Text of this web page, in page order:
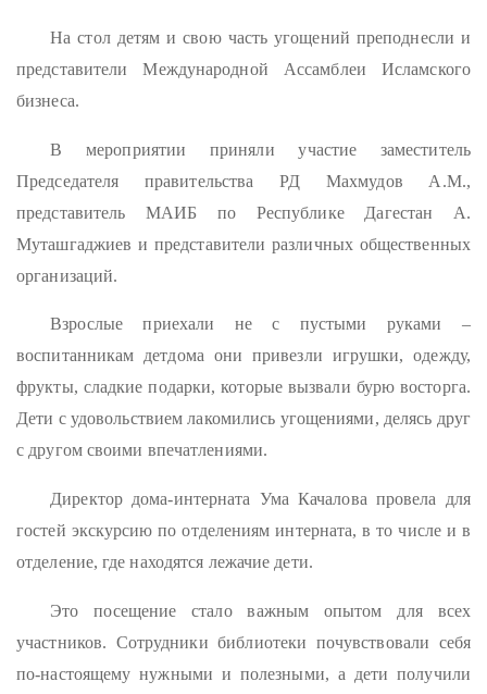
На стол детям и свою часть угощений преподнесли и
представители Международной Ассамблеи Исламского
бизнеса.
В мероприятии приняли участие заместитель
Председателя правительства РД Махмудов А.М.,
представитель МАИБ по Республике Дагестан А.
Муташгаджиев и представители различных общественных
организаций.
Взрослые приехали не с пустыми руками –
воспитанникам детдома они привезли игрушки, одежду,
фрукты, сладкие подарки, которые вызвали бурю восторга.
Дети с удовольствием лакомились угощениями, делясь друг
с другом своими впечатлениями.
Директор дома-интерната Ума Качалова провела для
гостей экскурсию по отделениям интерната, в то числе и в
отделение, где находятся лежачие дети.
Это посещение стало важным опытом для всех
участников. Сотрудники библиотеки почувствовали себя
по-настоящему нужными и полезными, а дети получили